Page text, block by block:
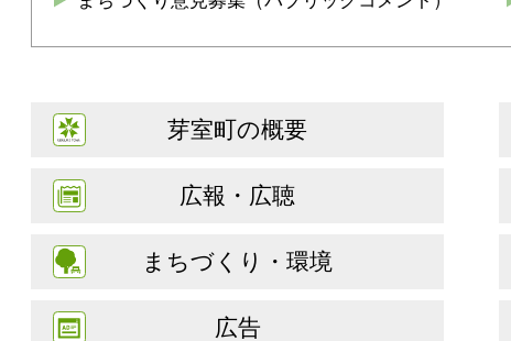
芽室町の概要
広報・広聴
まちづくり・環境
広告